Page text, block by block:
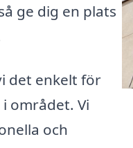
ge dig en plats
det enkelt för
området. Vi
och